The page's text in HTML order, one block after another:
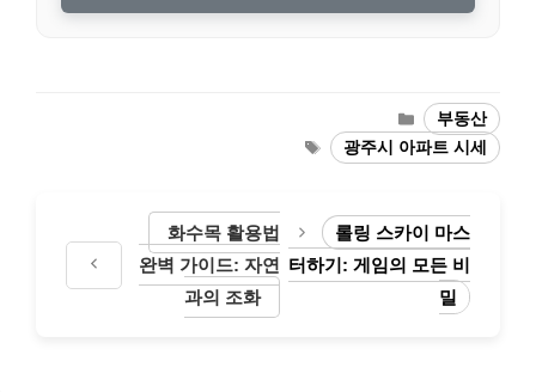
Categories
부동산
Tags광주시 아파트 시세
화수목 활용법
완벽 가이드: 자연
과의 조화
롤링 스카이 마스
터하기: 게임의 모든 비
밀